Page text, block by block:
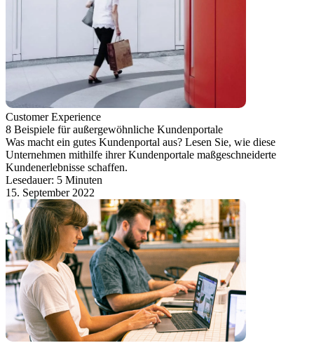
Customer Experience
8 Beispiele für außergewöhnliche Kundenportale
Was macht ein gutes Kundenportal aus? Lesen Sie, wie diese
Unternehmen mithilfe ihrer Kundenportale maßgeschneiderte
Kundenerlebnisse schaffen.
Lesedauer: 5 Minuten
15. September 2022